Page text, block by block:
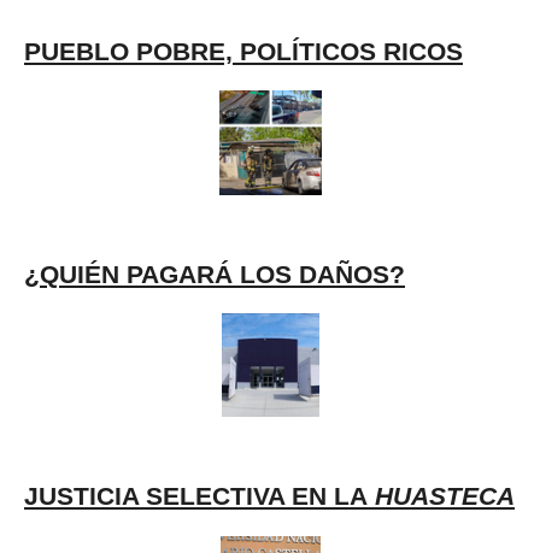
PUEBLO POBRE, POLÍTICOS RICOS
¿QUIÉN PAGARÁ LOS DAÑOS?
JUSTICIA SELECTIVA EN LA HUASTECA